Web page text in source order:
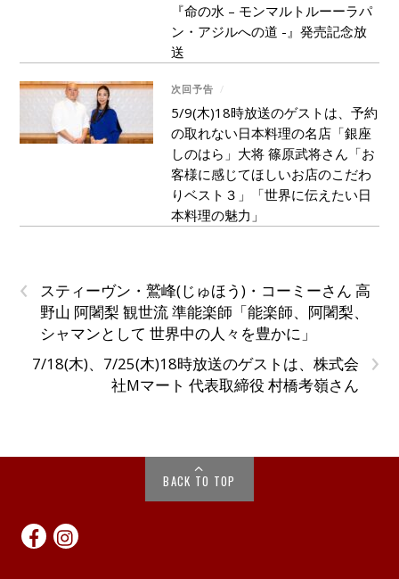
『命の水 – モンマルトルーーラパ
ン・アジルへの道 -』発売記念放
送
次回予告 /
5/9(木)18時放送のゲストは、予約
の取れない日本料理の名店「銀座
しのはら」大将 篠原武将さん「お
客様に感じてほしいお店のこだわ
りベスト３」「世界に伝えたい日
本料理の魅力」
‹
スティーヴン・鷲峰(じゅほう)・コーミーさん 高
野山 阿闍梨 観世流 準能楽師「能楽師、阿闍梨、
シャマンとして 世界中の人々を豊かに」
›
7/18(木)、7/25(木)18時放送のゲストは、株式会
社Mマート 代表取締役 村橋考嶺さん
BACK TO TOP